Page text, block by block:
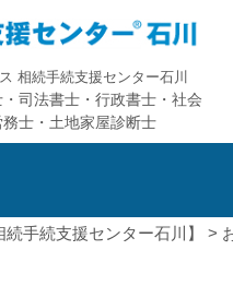
相続手続支援センター石川
司法書士・行政書士・社会
士・土地家屋診断士
手続支援センター石川】 >